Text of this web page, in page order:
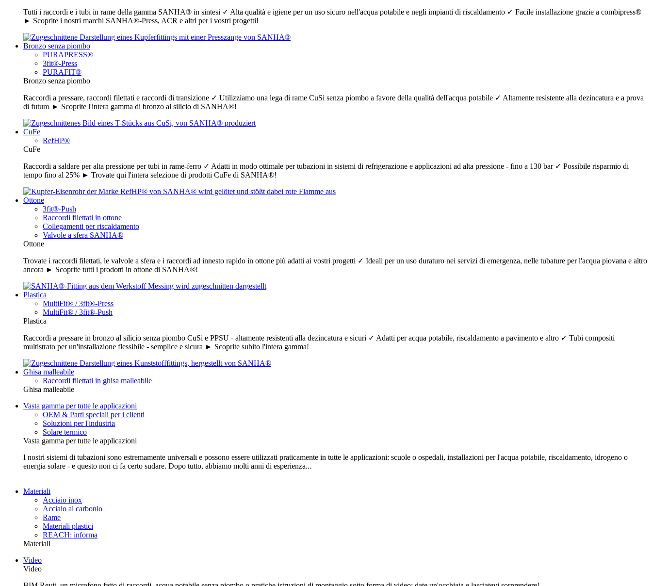
Tutti i raccordi e i tubi in rame della gamma SANHA® in sintesi ✓ Alta qualità e igiene per un uso sicuro nell'acqua potabile e negli impianti di riscaldamento ✓ Facile installazione grazie a combipress®
► Scoprite i nostri marchi SANHA®-Press, ACR e altri per i vostri progetti!
Bronzo senza piombo
PURAPRESS®
3fit®-Press
PURAFIT®
Bronzo senza piombo
Raccordi a pressare, raccordi filettati e raccordi di transizione ✓ Utilizziamo una lega di rame CuSi senza piombo a favore della qualità dell'acqua potabile ✓ Altamente resistente alla dezincatura e a prova
di futuro ► Scoprite l'intera gamma di bronzo al silicio di SANHA®!
CuFe
RefHP®
CuFe
Raccordi a saldare per alta pressione per tubi in rame-ferro ✓ Adatti in modo ottimale per tubazioni in sistemi di refrigerazione e applicazioni ad alta pressione - fino a 130 bar ✓ Possibile risparmio di
tempo fino al 25% ► Trovate qui l'intera selezione di prodotti CuFe di SANHA®!
Ottone
3fit®-Push
Raccordi filettati in ottone
Collegamenti per riscaldamento
Valvole a sfera SANHA®
Ottone
Trovate i raccordi filettati, le valvole a sfera e i raccordi ad innesto rapido in ottone più adatti ai vostri progetti ✓ Ideali per un uso duraturo nei servizi di emergenza, nelle tubature per l'acqua piovana e altro
ancora ► Scoprite tutti i prodotti in ottone di SANHA®!
Plastica
MultiFit® / 3fit®-Press
MultiFit® / 3fit®-Push
Plastica
Raccordi a pressare in bronzo al silicio senza piombo CuSi e PPSU - altamente resistenti alla dezincatura e sicuri ✓ Adatti per acqua potabile, riscaldamento a pavimento e altro ✓ Tubi compositi
multistrato per un'installazione flessibile - semplice e sicura ► Scoprite subito l'intera gamma!
Ghisa malleabile
Raccordi filettati in ghisa malleabile
Ghisa malleabile
Vasta gamma per tutte le applicazioni
OEM & Parti speciali per i clienti
Soluzioni per l'industria
Solare termico
Vasta gamma per tutte le applicazioni
I nostri sistemi di tubazioni sono estremamente universali e possono essere utilizzati praticamente in tutte le applicazioni: scuole o ospedali, installazioni per l'acqua potabile, riscaldamento, idrogeno o
energia solare - e questo non ci fa certo sudare. Dopo tutto, abbiamo molti anni di esperienza...
Materiali
Acciaio inox
Acciaio al carbonio
Rame
Materiali plastici
REACH: informa
Materiali
Video
Video